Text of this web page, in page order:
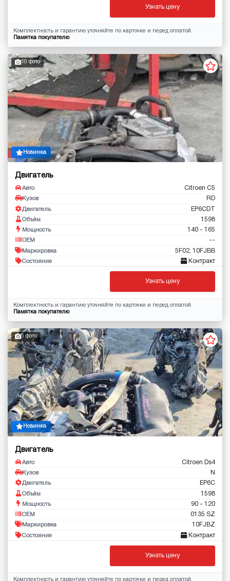
Узнать цену
Комплектность и гарантию уточняйте по карточке и перед оплатой.
Памятка покупателю
10 фото
Новинка
Двигатель
Авто Citroen C5
Кузов RD
Двигатель EP6CDT
Объём 1598
Мощность 140 - 165
OEM --
Маркировка 5F02, 10FJBB
Состояние Контракт
Узнать цену
Комплектность и гарантию уточняйте по карточке и перед оплатой.
Памятка покупателю
5 фото
Новинка
Двигатель
Авто Citroen Ds4
Кузов N
Двигатель EP6C
Объём 1598
Мощность 90 - 120
OEM 0135 SZ
Маркировка 10FJBZ
Состояние Контракт
Узнать цену
Комплектность и гарантию уточняйте по карточке и перед оплатой.